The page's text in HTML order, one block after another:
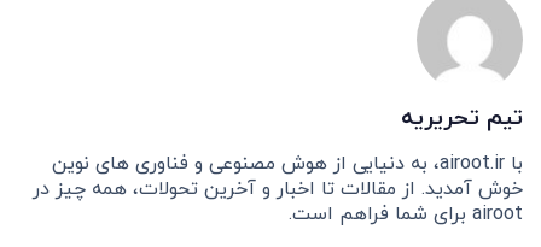
تیم تحریریه
با airoot.ir، به دنیایی از هوش مصنوعی و فناوری های نوین
خوش آمدید. از مقالات تا اخبار و آخرین تحولات، همه چیز در
airoot برای شما فراهم است.